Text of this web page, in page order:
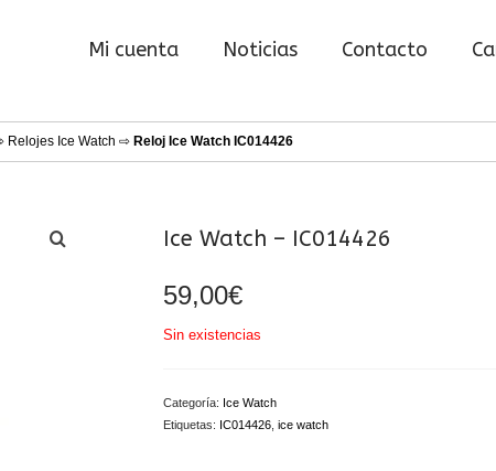
Mi cuenta Noticias Contacto
Relojes Ice Watch ⇨ Reloj Ice Watch IC014426
Ice Watch – IC014426
59,00€
Sin existencias
Categoría: Ice Watch
Etiquetas: IC014426, ice watch